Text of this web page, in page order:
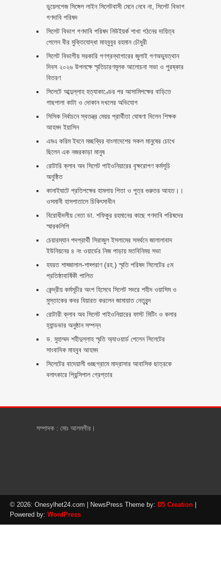
ডুয়েলগেজ সিঙ্গেল লাইন সিলেটবাসী মেনে নেবে না, সিলেট বিভাগ
গণদাবি পরিষদ
সিলেট বিভাগ গণদাবি পরিষদ নিউইয়র্ক শাখা গঠনের দায়িত্ব
পেলেন বীর মুক্তিযোদ্ধা মাহবুবুর রহমান চৌধুরী ‎ ‎
সিলেট বিভাগীয় সরকারি গণগ্রন্থাগারের জুলাই গণঅভ্যুত্থান
দিবস ২০২৬ উপলক্ষে স্মৃতিচারণমূলক আলোচনা সভা ও পুরষ্কার
বিতরণ ‎ ‎
সিলেটে আব্দুল্লাহ হত্যাকাণ্ডের পর আসামিপক্ষের বাড়িতে
গাছপালা কাটা ও দোকান দখলের অভিযোগ
সিসিক নির্বাচনে স্বতন্ত্র মেয়র প্রার্থীতা ঘোষণা দিলেন শিক্ষক
আহমদ ইয়াসিন
এমএ করিম ইবনে মচ্ছব্বির বাংলাদেশের সকল মানুষের চোখে
ছিলেন এক নজরকাড়া মানুষ ‎
রোটারি ক্লাব অব সিলেট পাইওনিয়ারের বৃক্ষরোপণ কর্মসূচি
অনুষ্ঠিত
কানাইঘাটে প্রতিপক্ষের হামলায় পিতা ও পুত্র গুরুতর আহত।।
ওসমানী হাসপাতালে চিকিৎসাধীন
বিরোধীদলীয় নেতা ডা. শফিকুর রহমানের কাছে গণদাবি পরিষদের
স্মারকলিপি ‎
চেয়ারম্যান পদপ্রার্থী সিরাজুল ইসলামের সমর্থনে জালালাবাদ
ইউনিয়নের ৪ নং ওয়ার্ডের নিজ পাড়ায় মতবিনিময় সভা
হযরত শাহ্জালাল-শাহ্পরাণ (রহ.) স্মৃতি পরিষদ সিলেটের ৫ম
প্রতিষ্ঠাবার্ষিকী পালিত ‎​
কেন্দ্রীয় কর্মসূচীর অংশ হিসেবে সিলেট সদরে শহীদ ওয়াসিম ও
মুস্তাকের কবর যিয়ারত করলেন জামায়াত নেতৃবৃন্দ ‎
রোটারী ক্লাব অব সিলেট পাইওনিয়ারের ফাস্ট মিটিং ও কলার
হ্যান্ডভার অনুষ্ঠান সম্পন্ন
ড. মুহাম্মদ শহীদুল্লাহ স্মৃতি অ্যাওয়ার্ড পেলেন সিলেটের
সাংবাদিক মাহবুব আহমদ
সিলেটের বাদেয়ালী গুচ্ছগ্রামে মাদ্রাসার আবাসিক ছাত্রকে
বলাৎকারে প্রিন্সিপাল গ্রেপ্তার ‎
সম্পাদক : মোঃ আলমগীর।
© 2026: Onesylhet24.com | NewsPress Theme by: D5 Creation
Powered by: WordPress